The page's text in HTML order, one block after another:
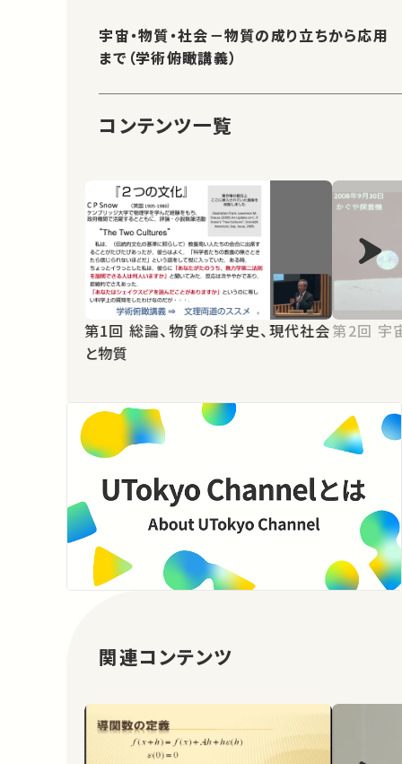
宇宙・物質・社会－物質の成り立ちから応用
まで（学術俯瞰講義）
コンテンツ一覧
第1回 総論、物質の科学史、現代社会
と物質
第2
関連コンテンツ